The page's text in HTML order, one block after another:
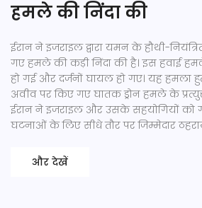
हमले की निंदा की
ईरान ने इजराइल द्वारा यमन के हौथी-
गए हमले की कड़ी निंदा की है। इस हवाई
हो गई और दर्जनों घायल हो गए। यह हमला हुती
अवीव पर किए गए घातक ड्रोन हमले के
ईरान ने इजराइल और उसके सहयोगियों को
घटनाओं के लिए सीधे तौर पर जिम्मेदार
और देखें